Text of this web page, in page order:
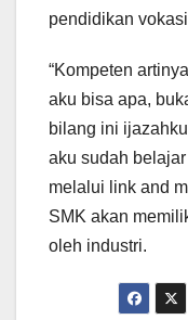
pendidikan
“Kompeten
aku bisa apa,
bilang ini
aku sudah
melalui link and
SMK akan
oleh industri.